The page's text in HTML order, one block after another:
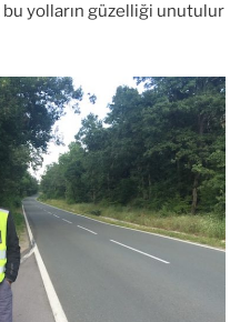
yolların güzelliği unutulur